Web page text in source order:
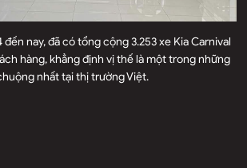
nay, đã có tổng cộng 3.253 xe Kia Carnival
hàng, khẳng định vị thế là một trong những
nhất tại thị trường Việt.